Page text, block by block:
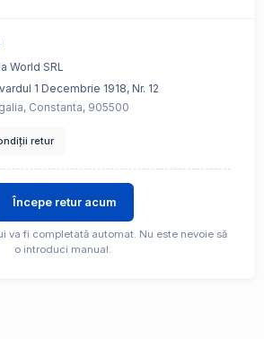
World SRL
1 Decembrie 1918, Nr. 12
Constanta, 905500
retur
Începe retur acum
va fi completată automat. Nu este nevoie să
o introduci manual.